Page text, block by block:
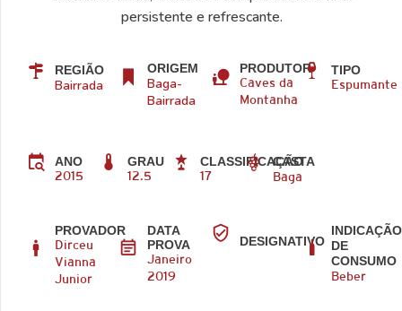
persistente e refrescante.
REGIÃO
Bairrada
ORIGEM
Baga-
Bairrada
PRODUTOR
Caves da
Montanha
TIPO
Espumante
ANO
2015
GRAU
12.5
CLASSIFICAÇÃO
17
CASTA
Baga
PROVADOR
Dirceu
Vianna
Junior
DATA
PROVA
Janeiro
2019
DESIGNATIVO
INDICAÇÃO
DE
CONSUMO
Beber